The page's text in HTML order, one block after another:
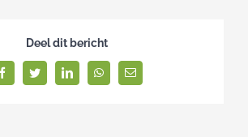
Deel dit bericht
FacebookTwitterLinkedInWhatsApp
E-
mail